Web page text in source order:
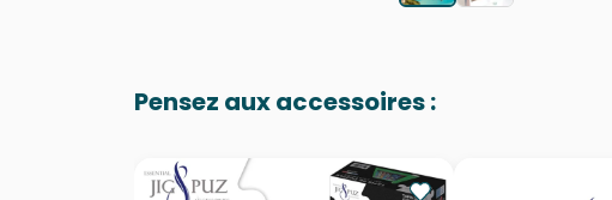
Pensez aux accessoires :